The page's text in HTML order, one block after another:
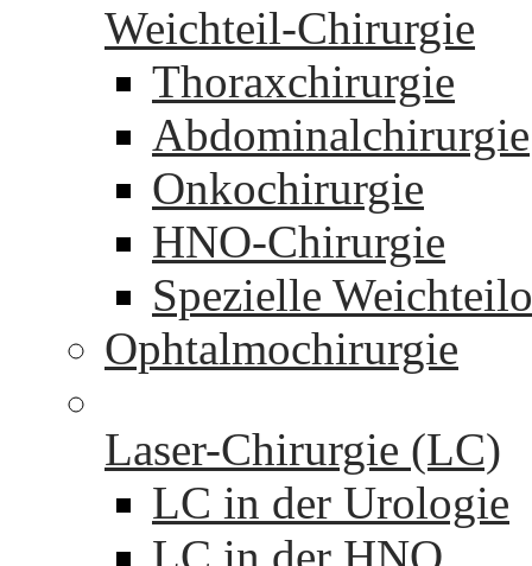
Weichteil-Chirurgie
Thoraxchirurgie
Abdominalchirurgie
Onkochirurgie
HNO-Chirurgie
Spezielle
Ophtalmochirurgie
Laser-Chirurgie (LC)
LC in der Urologie
LC in der HNO